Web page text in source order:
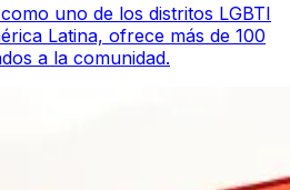
uno de los distritos LGBTI
Latina, ofrece más de 100
a la comunidad.